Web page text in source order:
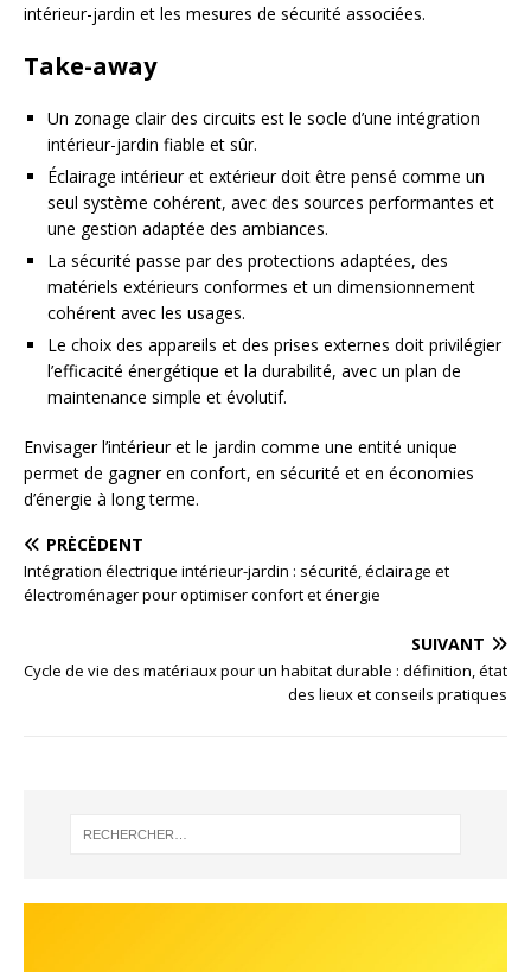
intérieur-jardin et les mesures de sécurité associées.
Take-away
Un zonage clair des circuits est le socle d’une intégration
intérieur-jardin fiable et sûr.
Éclairage intérieur et extérieur doit être pensé comme un
seul système cohérent, avec des sources performantes et
une gestion adaptée des ambiances.
La sécurité passe par des protections adaptées, des
matériels extérieurs conformes et un dimensionnement
cohérent avec les usages.
Le choix des appareils et des prises externes doit privilégier
l’efficacité énergétique et la durabilité, avec un plan de
maintenance simple et évolutif.
Envisager l’intérieur et le jardin comme une entité unique
permet de gagner en confort, en sécurité et en économies
d’énergie à long terme.
PRÉCÉDENT
Intégration électrique intérieur-jardin : sécurité, éclairage et
électroménager pour optimiser confort et énergie
SUIVANT
Cycle de vie des matériaux pour un habitat durable : définition, état
des lieux et conseils pratiques